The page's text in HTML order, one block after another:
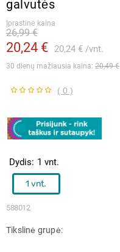
galvutės
Įprastinė kaina
20,24 € 20,24 € vnt.
26,99 €
30 dienų mažiausia kaina: 20,49 €
( 0 )
588012
Dydis 1 vnt.
1 vnt.
Tikslinė grupė